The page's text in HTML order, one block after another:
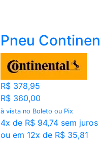
Pneu
R$ 378,95
R$ 360,00
à vista no Boleto ou Pix
4x de R$ 94,74 sem juros
ou em 12x de R$ 35,81